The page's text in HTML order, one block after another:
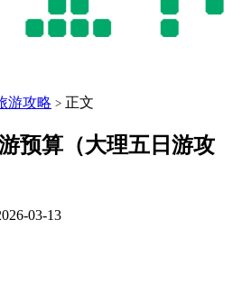
游攻略 > 正文
预算（大理五日游攻
03-13